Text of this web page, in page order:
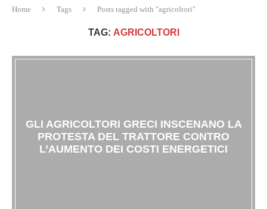
Home Tags Posts tagged with "agricoltori"
TAG: AGRICOLTORI
GLI AGRICOLTORI GRECI INSCENANO LA
PROTESTA DEL TRATTORE CONTRO
L’AUMENTO DEI COSTI ENERGETICI